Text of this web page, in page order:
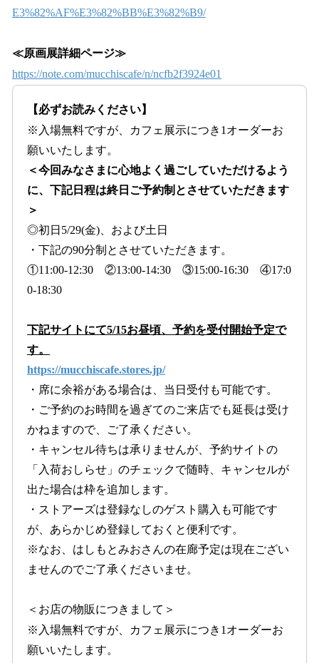
E3%82%AF%E3%82%BB%E3%82%B9/
≪原画展詳細ページ≫
https://note.com/mucchiscafe/n/ncfb2f3924e01
【必ずお読みください】
※入場無料ですが、カフェ展示につき1オーダーお
願いいたします。
＜今回みなさまに心地よく過ごしていただけるよう
に、下記日程は終日ご予約制とさせていただきます
＞
◎初日5/29(金)、および土日
・下記の90分制とさせていただきます。
①11:00-12:30 ②13:00-14:30 ③15:00-16:30 ④17:0
0-18:30
下記サイトにて5/15お昼頃、予約を受付開始予定で
す。
https://mucchiscafe.stores.jp/
・席に余裕がある場合は、当日受付も可能です。
・ご予約のお時間を過ぎてのご来店でも延長は受け
かねますので、ご了承ください。
・キャンセル待ちは承りませんが、予約サイトの
「入荷おしらせ」のチェックで随時、キャンセルが
出た場合は枠を追加します。
・ストアーズは登録なしのゲスト購入も可能です
が、あらかじめ登録しておくと便利です。
※なお、はしもとみおさんの在廊予定は現在ござい
ませんのでご了承くださいませ。
＜お店の物販につきまして＞
※入場無料ですが、カフェ展示につき1オーダーお
願いいたします。